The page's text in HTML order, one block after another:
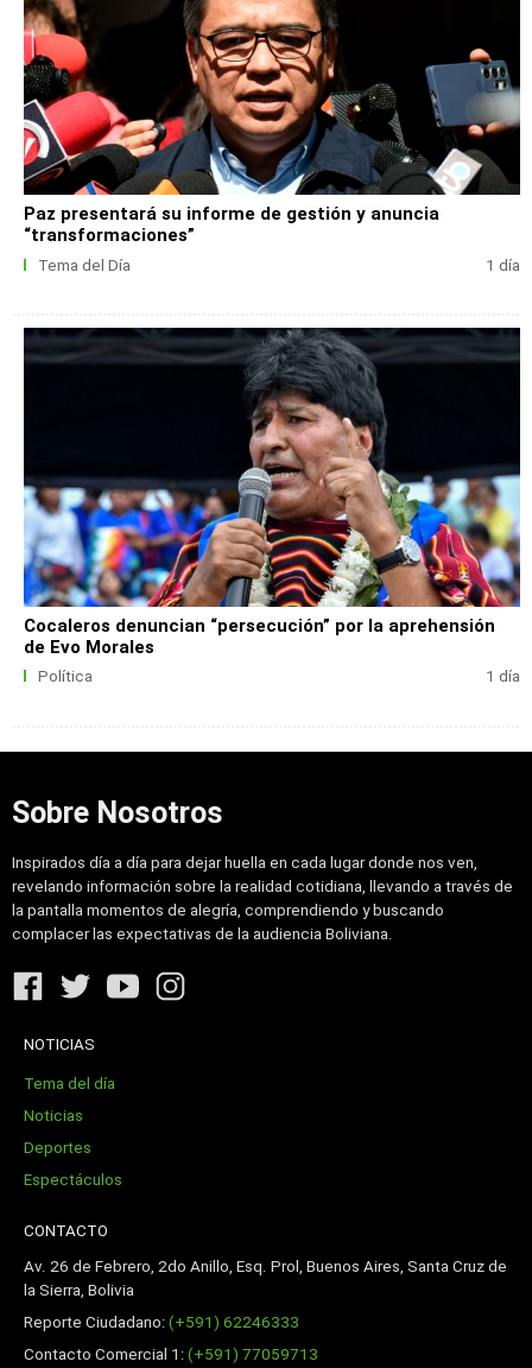
Paz presentará su informe de gestión y anuncia
“transformaciones”
Tema del Día 1 día
Cocaleros denuncian “persecución” por la aprehensión
de Evo Morales
Política 1 día
Sobre Nosotros
Inspirados día a día para dejar huella en cada lugar donde nos ven,
revelando información sobre la realidad cotidiana, llevando a través de
la pantalla momentos de alegría, comprendiendo y buscando
complacer las expectativas de la audiencia Boliviana.
NOTICIAS
Tema del día
Noticias
Deportes
Espectáculos
CONTACTO
Av. 26 de Febrero, 2do Anillo, Esq. Prol, Buenos Aires, Santa Cruz de
la Sierra, Bolivia
Reporte Ciudadano:(+591) 62246333
Contacto Comercial 1:(+591) 77059713